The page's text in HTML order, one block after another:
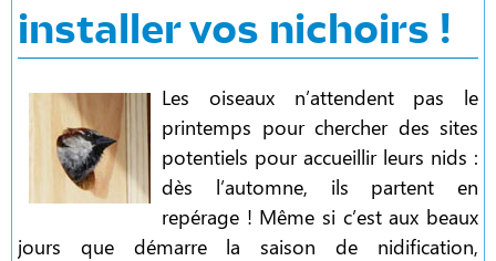
installer vos nichoirs !
Les oiseaux n’attendent pas le
printemps pour chercher des sites
potentiels pour accueillir leurs nids :
dès l’automne, ils partent en
repérage ! Même si c’est aux beaux
jours que démarre la saison de nidification,